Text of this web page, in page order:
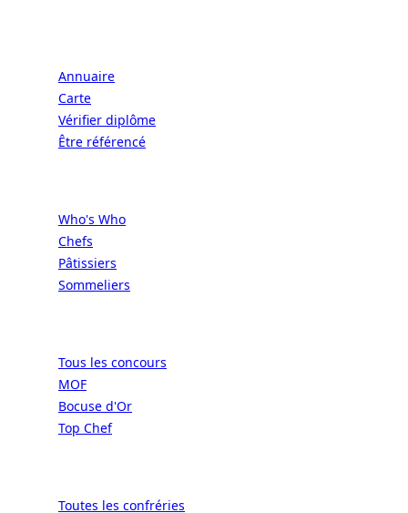
Annuaire
Carte
Vérifier diplôme
Être référencé
Who's Who
Chefs
Pâtissiers
Sommeliers
Tous les concours
MOF
Bocuse d'Or
Top Chef
Toutes les confréries